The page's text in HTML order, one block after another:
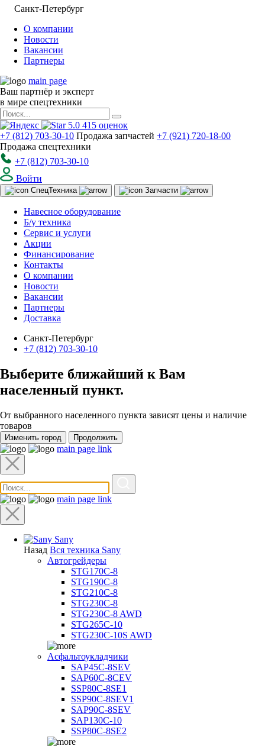
Санкт-Петербург
О компании
Новости
Вакансии
Партнеры
main page
Ваш партнёр и эксперт
в мире спецтехники
5.0 415 оценок
+7 (812) 703-30-10 Продажа запчастей +7 (921) 720-18-00
Продажа спецтехники
+7 (812) 703-30-10
Войти
СпецТехника Запчасти
Навесное оборудование
Б/у техника
Сервис и услуги
Акции
Финансирование
Контакты
О компании
Новости
Вакансии
Партнеры
Доставка
Санкт-Петербург
+7 (812) 703-30-10
Выберите ближайший к Вам
населенный пункт.
От выбранного населенного пункта зависят цены и наличие
товаров
Изменить город Продолжить
main page link
main page link
Sany
Назад Вся техника Sany
Автогрейдеры
STG170C-8
STG190C-8
STG210C-8
STG230C-8
STG230C-8 AWD
STG265C-10
STG230C-10S AWD
Асфальтоукладчики
SAP45С-8SEV
SAP60C-8CEV
SSP80C-8SE1
SSP90C-8SEV1
SAP90C-8SEV
SAP130C-10
SSP80C-8SE2